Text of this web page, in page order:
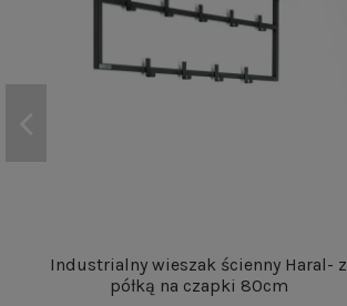
Industrialny wieszak ścienny Haral- z
półką na czapki 80cm